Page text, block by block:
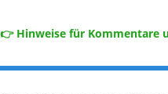
👉 Hinweise für Kommentare